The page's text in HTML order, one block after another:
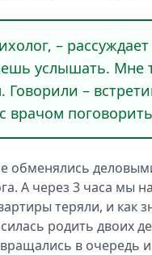
–
услышать. Мне
Говорили –
врачом
обменялись
А через 3 часа мы
теряли, и как
родить двоих
в очередь